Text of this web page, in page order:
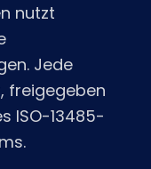
nutzt
Jede
freigegeben
ISO-13485-